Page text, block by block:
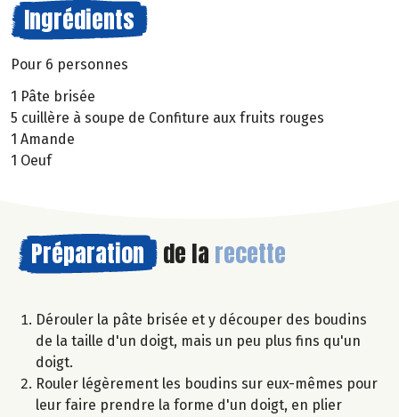
Ingrédients
Pour 6 personnes
1 Pâte brisée
5 cuillère à soupe de Confiture aux fruits rouges
1 Amande
1 Oeuf
Préparation de la recette
Dérouler la pâte brisée et y découper des boudins
de la taille d'un doigt, mais un peu plus fins qu'un
doigt.
Rouler légèrement les boudins sur eux-mêmes pour
leur faire prendre la forme d'un doigt, en plier